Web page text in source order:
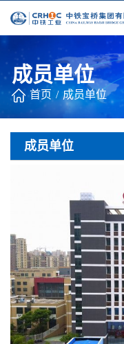
成员单位
首页 / 成员单位
成员单位